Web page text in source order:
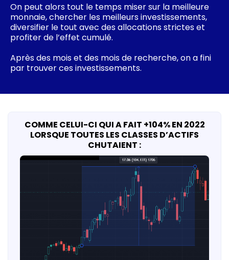
On peut alors tout le temps miser sur la meilleure
monnaie, chercher les meilleurs investissements,
diversifier le tout avec des allocations strictes et
profiter de l’effet cumulé.
Après des mois et des mois de recherche, on a fini
par trouver ces investissements.
COMME CELUI-CI QUI A FAIT +104% EN 2022
LORSQUE TOUTES LES CLASSES D’ACTIFS
CHUTAIENT :